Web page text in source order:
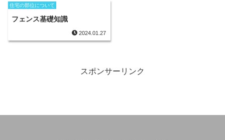
住宅の部位について
フェンス基礎知識
2024.01.27
スポンサーリンク